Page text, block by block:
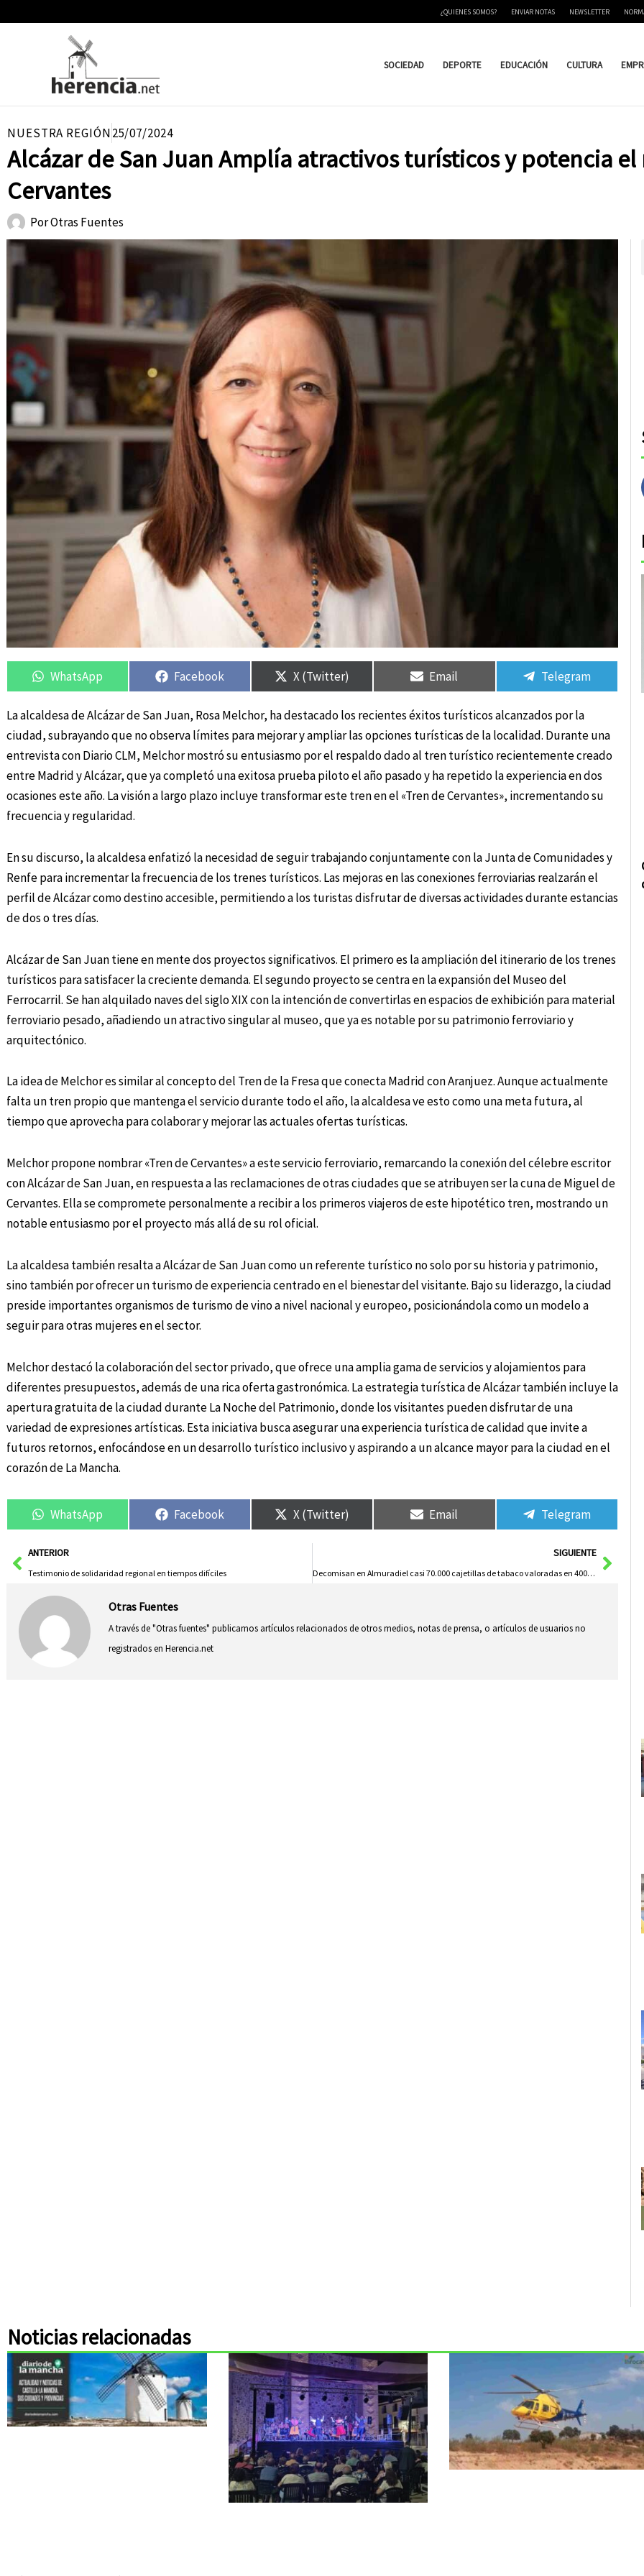
¿QUIENES SOMOS? ENVIAR NOTAS NEWSLETTER
SOCIEDAD DEPORTE EDUCACIÓN CULTURA
NUESTRA REGIÓN25/07/2024
Alcázar de San Juan Amplía atractivos turísticos y potencia
Cervantes
PorOtras Fuentes
Compartir
en
WhatsApp
Compartir
en
Facebook
Compartir
en
X (Twitter)
Compartir
en
Email
Compartir
en
Telegram
La alcaldesa de Alcázar de San Juan, Rosa Melchor, ha destacado los recientes éxitos turísticos alcanzados por la
ciudad, subrayando que no observa límites para mejorar y ampliar las opciones turísticas de la localidad. Durante una
entrevista con Diario CLM, Melchor mostró su entusiasmo por el respaldo dado al tren turístico recientemente creado
entre Madrid y Alcázar, que ya completó una exitosa prueba piloto el año pasado y ha repetido la experiencia en dos
ocasiones este año. La visión a largo plazo incluye transformar este tren en el «Tren de Cervantes», incrementando su
frecuencia y regularidad.
En su discurso, la alcaldesa enfatizó la necesidad de seguir trabajando conjuntamente con la Junta de Comunidades y
Renfe para incrementar la frecuencia de los trenes turísticos. Las mejoras en las conexiones ferroviarias realzarán el
perfil de Alcázar como destino accesible, permitiendo a los turistas disfrutar de diversas actividades durante estancias
de dos o tres días.
Alcázar de San Juan tiene en mente dos proyectos significativos. El primero es la ampliación del itinerario de los trenes
turísticos para satisfacer la creciente demanda. El segundo proyecto se centra en la expansión del Museo del
Ferrocarril. Se han alquilado naves del siglo XIX con la intención de convertirlas en espacios de exhibición para material
ferroviario pesado, añadiendo un atractivo singular al museo, que ya es notable por su patrimonio ferroviario y
arquitectónico.
La idea de Melchor es similar al concepto del Tren de la Fresa que conecta Madrid con Aranjuez. Aunque actualmente
falta un tren propio que mantenga el servicio durante todo el año, la alcaldesa ve esto como una meta futura, al
tiempo que aprovecha para colaborar y mejorar las actuales ofertas turísticas.
Melchor propone nombrar «Tren de Cervantes» a este servicio ferroviario, remarcando la conexión del célebre escritor
con Alcázar de San Juan, en respuesta a las reclamaciones de otras ciudades que se atribuyen ser la cuna de Miguel de
Cervantes. Ella se compromete personalmente a recibir a los primeros viajeros de este hipotético tren, mostrando un
notable entusiasmo por el proyecto más allá de su rol oficial.
La alcaldesa también resalta a Alcázar de San Juan como un referente turístico no solo por su historia y patrimonio,
sino también por ofrecer un turismo de experiencia centrado en el bienestar del visitante. Bajo su liderazgo, la ciudad
preside importantes organismos de turismo de vino a nivel nacional y europeo, posicionándola como un modelo a
seguir para otras mujeres en el sector.
Melchor destacó la colaboración del sector privado, que ofrece una amplia gama de servicios y alojamientos para
diferentes presupuestos, además de una rica oferta gastronómica. La estrategia turística de Alcázar también incluye la
apertura gratuita de la ciudad durante La Noche del Patrimonio, donde los visitantes pueden disfrutar de una
variedad de expresiones artísticas. Esta iniciativa busca asegurar una experiencia turística de calidad que invite a
futuros retornos, enfocándose en un desarrollo turístico inclusivo y aspirando a un alcance mayor para la ciudad en el
corazón de La Mancha.
Compartir
en
WhatsApp
Compartir
en
Facebook
Compartir
en
X (Twitter)
Compartir
en
Email
Compartir
en
Telegram
AntANTERIOR
Testimonio de solidaridad regional en tiempos difíciles
SIGUIENTE
Decomisan en Almuradiel casi 70.000 cajetillas de tabaco valoradas en 400.000 euros por falta de precinto fiscal
Otras Fuentes
A través de "Otras fuentes" publicamos artículos relacionados de otros medios, notas de prensa, o artículos de usuarios no
registrados en Herencia.net
Noticias relacionadas